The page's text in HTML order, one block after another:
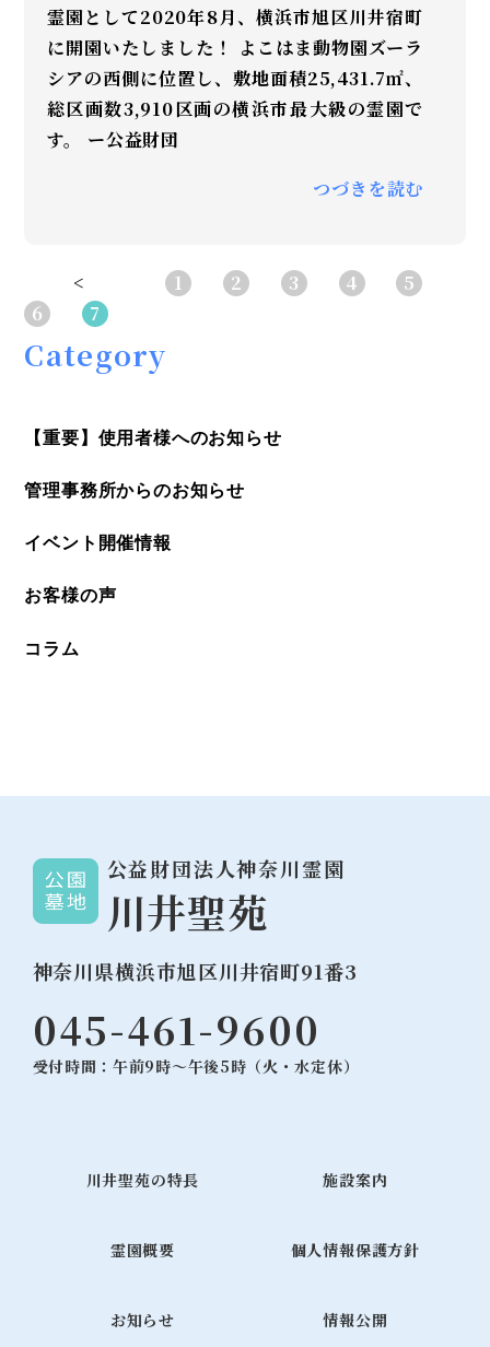
霊園として2020年8月、横浜市旭区川井宿町
に開園いたしました！ よこはま動物園ズーラ
シアの西側に位置し、敷地面積25,431.7㎡、
総区画数3,910区画の横浜市最大級の霊園で
す。 ー公益財団
つづきを読む
< 1 2 3 4
5
6
7
Category
【重要】使用者様へのお知らせ
管理事務所からのお知らせ
イベント開催情報
お客様の声
コラム
公益財団法人神奈川霊園
川井聖苑
神奈川県横浜市旭区川井宿町91番3
045-461-9600
受付時間：午前9時～午後5時（火・水定休）
川井聖苑の特長
霊園概要
お知らせ
施設案内
個人情報保護方針
情報公開